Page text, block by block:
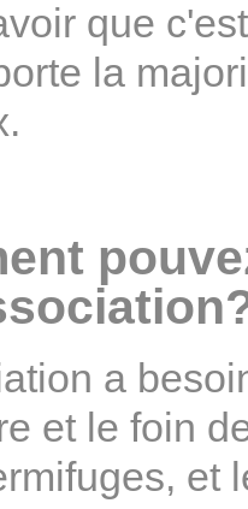
que
la
a
et le foin
et